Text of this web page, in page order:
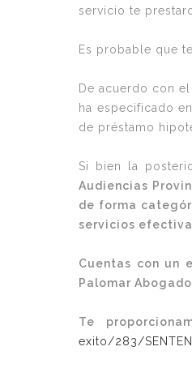
servicio te
Es probable que
De acuerdo con el
ha especificado
de préstamo
Si bien la
Audiencias
de forma
servicios
Cuentas con un
Palomar
Te
exito/283/